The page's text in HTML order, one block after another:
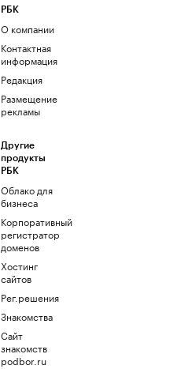
РБК
О компании
Контактная
информация
Редакция
Размещение
рекламы
Другие
продукты
РБК
Облако для
бизнеса
Корпоративный
регистратор
доменов
Хостинг
сайтов
Рег.решения
Знакомства
Сайт
знакомств
podbor.ru